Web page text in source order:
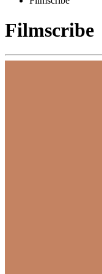
Filmscribe